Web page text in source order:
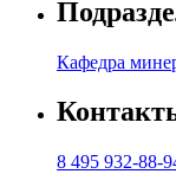
Кафедра
8 495 932-88-